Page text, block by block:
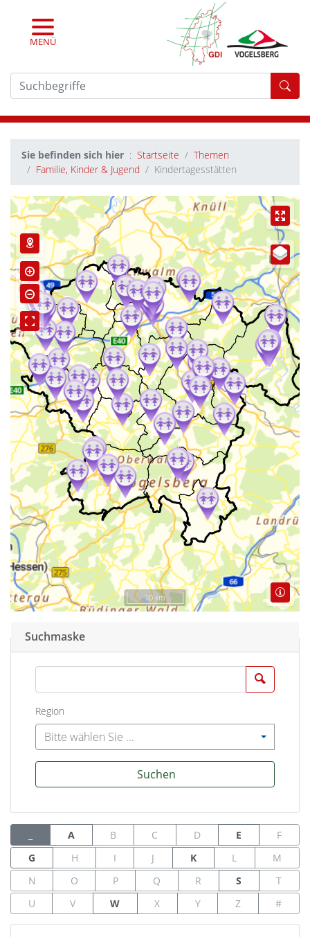
MENÜ
Sie befinden sich hier Startseite
Themen
Familie, Kinder & Jugend
Kindertagesstätten
10 km
Suchmaske
Region
Bitte wählen Sie ...
Suchen
A B C D E
F
G
H I J K L
M
N
O P Q R S
T
U
V W X Y Z #